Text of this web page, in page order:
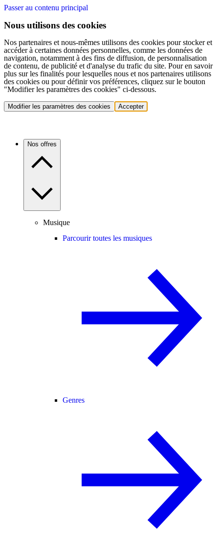
Passer au contenu principal
Nous utilisons des cookies
Nos partenaires et nous-mêmes utilisons des cookies pour stocker et
accéder à certaines données personnelles, comme les données de
navigation, notamment à des fins de diffusion, de personnalisation
de contenu, de publicité et d'analyse du trafic du site. Pour en savoir
plus sur les finalités pour lesquelles nous et nos partenaires utilisons
des cookies ou pour définir vos préférences, cliquez sur le bouton
"Modifier les paramètres des cookies" ci-dessous.
Modifier les paramètres des cookies Accepter
Nos offres
Musique
Parcourir toutes les musiques
Genres